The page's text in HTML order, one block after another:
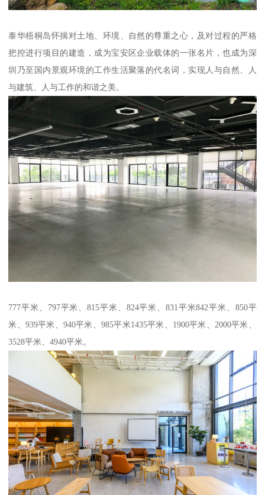
泰华梧桐岛怀揣对土地、环境、自然的尊重之心，及对过程的严格
把控进行项目的建造，成为宝安区企业载体的一张名片，也成为深
圳乃至国内景观环境的工作生活聚落的代名词，实现人与自然、人
与建筑、人与工作的和谐之美。
777平米、797平米、815平米、824平米、831平米842平米、850平
米、939平米、940平米、985平米1435平米、1900平米、2000平米、
3528平米、4940平米。